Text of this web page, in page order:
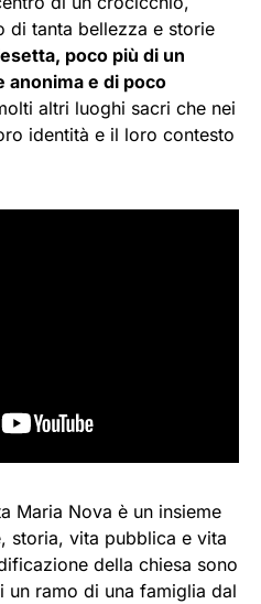
di tanta bellezza e storie
poco più di un
anonima e di poco
altri luoghi sacri che nei
identità e il loro contesto
Maria Nova è un insieme
storia, vita pubblica e vita
della chiesa sono
un ramo di una famiglia dal